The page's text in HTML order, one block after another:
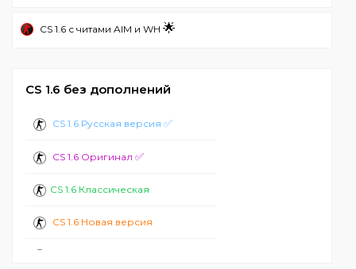
CS 1.6 с читами AIM и WH 🌟
CS 1.6 без дополнений
CS 1.6 Русская версия ✅
CS 1.6 Оригинал ✅
CS 1.6 Классическая
CS 1.6 Новая версия